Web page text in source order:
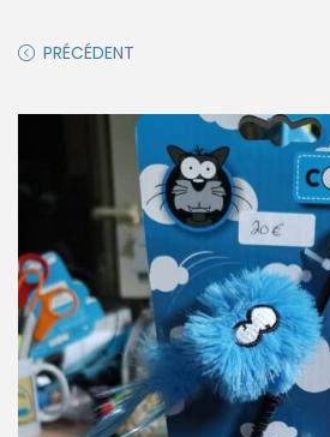
PRÉCÉDENT